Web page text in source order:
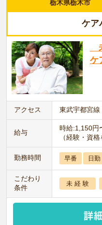
栃木県栃木市
ケア
ケ
アクセス 東武宇都宮
給与
時給:1,150円
（経験・資
勤務時間 早番 日勤
こだわり
条件
未 経 験